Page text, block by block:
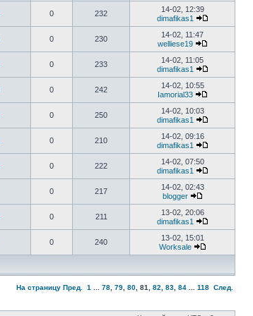
0 232
14-02, 12:39
dimafikas1
0 230
14-02, 11:47
welliese19
0 233
14-02, 11:05
dimafikas1
0 242
14-02, 10:55
Iamorial33
0 250
14-02, 10:03
dimafikas1
0 210
14-02, 09:16
dimafikas1
0 222
14-02, 07:50
dimafikas1
0 217
14-02, 02:43
blogger
0 211
13-02, 20:06
dimafikas1
0 240
13-02, 15:01
Worksale
На страницу Пред. 1 78 79 80 81 82 83 84 118 След.